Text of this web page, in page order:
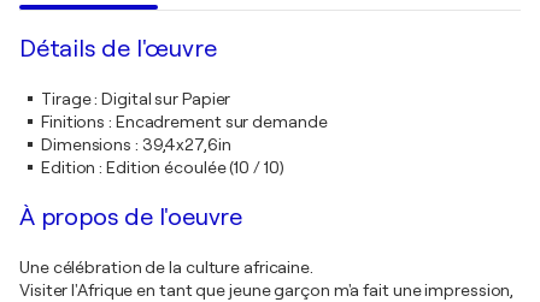
Détails de l'œuvre
Tirage:Digital sur Papier
Finitions : Encadrement sur demande
Dimensions : 39,4x27,6in
Edition :Edition écoulée (10 / 10)
À propos de l'oeuvre
Une célébration de la culture africaine.
Visiter l'Afrique en tant que jeune garçon m'a fait une impression,